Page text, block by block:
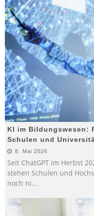
KI im Bildungswesen:
Schulen und
8. Mai 2026
Seit ChatGPT im Herbst
stehen Schulen und
noch ni...